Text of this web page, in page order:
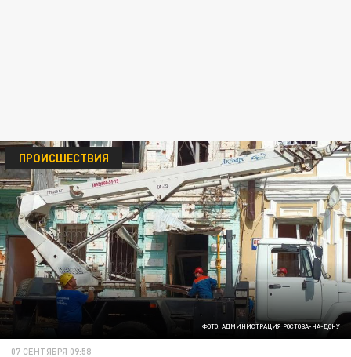
ФОТО: АДМИНИСТРАЦИЯ РОСТОВА-НА-ДОНУ
ПРОИСШЕСТВИЯ
07 СЕНТЯБРЯ 09:58